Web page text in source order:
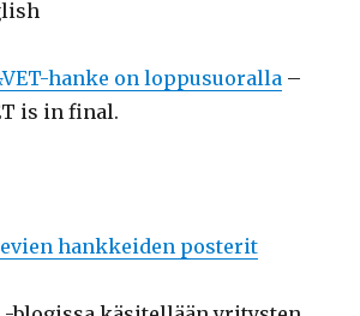
hanke on loppusuoralla –
is in final.
hankkeiden posterit